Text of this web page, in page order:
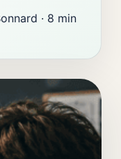
· 8 min